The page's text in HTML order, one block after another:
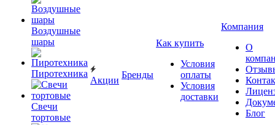
Воздушные
шары
Пиротехника
Свечи
тортовые
Акции
Бренды
Как купить
Условия
оплаты
Условия
доставки
Компания
О
Блог